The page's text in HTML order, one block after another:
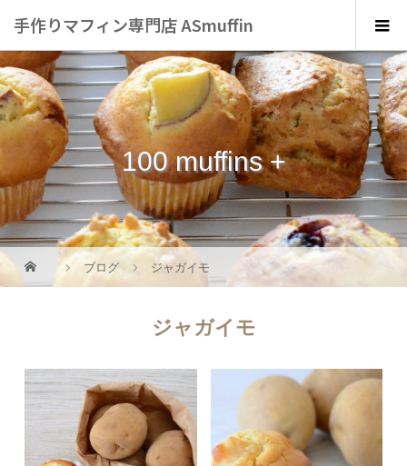
手作りマフィン専門店 ASmuffin
100 muffins +
ブログ ジャガイモ
ジャガイモ